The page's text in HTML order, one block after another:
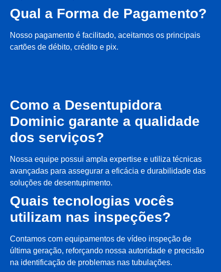
Qual a Forma de Pagamento?
Nosso pagamento é facilitado, aceitamos os principais
cartões de débito, crédito e pix.
Como a Desentupidora
Dominic garante a qualidade
dos serviços?
Nossa equipe possui ampla expertise e utiliza técnicas
avançadas para assegurar a eficácia e durabilidade das
soluções de desentupimento.
Quais tecnologias vocês
utilizam nas inspeções?
Contamos com equipamentos de vídeo inspeção de
última geração, reforçando nossa autoridade e precisão
na identificação de problemas nas tubulações.